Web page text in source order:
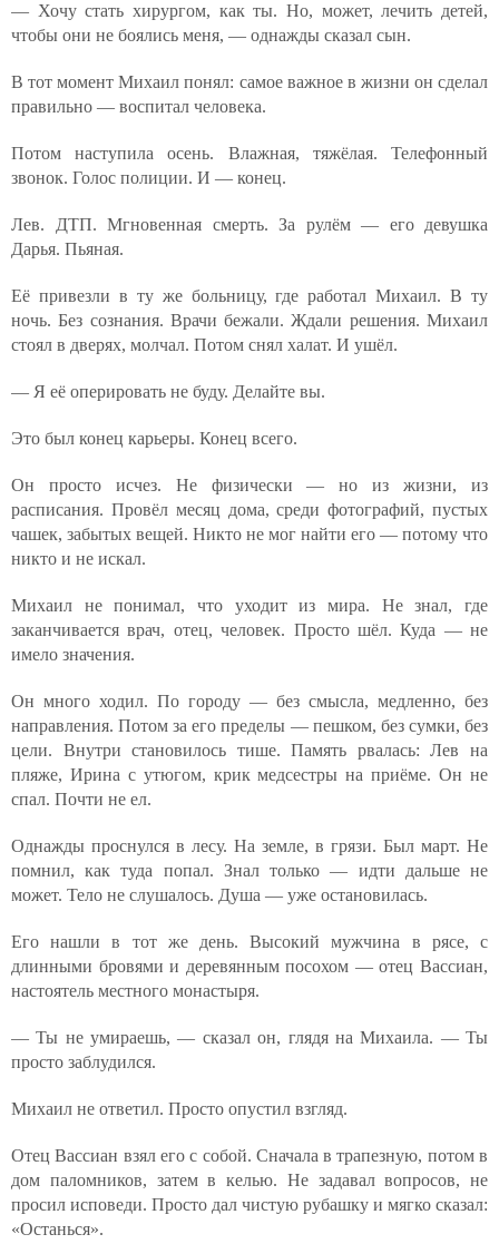
— Хочу стать хирургом, как ты. Но, может, лечить детей,
чтобы они не боялись меня, — однажды сказал сын.
В тот момент Михаил понял: самое важное в жизни он сделал
правильно — воспитал человека.
Потом наступила осень. Влажная, тяжёлая. Телефонный
звонок. Голос полиции. И — конец.
Лев. ДТП. Мгновенная смерть. За рулём — его девушка
Дарья. Пьяная.
Её привезли в ту же больницу, где работал Михаил. В ту
ночь. Без сознания. Врачи бежали. Ждали решения. Михаил
стоял в дверях, молчал. Потом снял халат. И ушёл.
— Я её оперировать не буду. Делайте вы.
Это был конец карьеры. Конец всего.
Он просто исчез. Не физически — но из жизни, из
расписания. Провёл месяц дома, среди фотографий, пустых
чашек, забытых вещей. Никто не мог найти его — потому что
никто и не искал.
Михаил не понимал, что уходит из мира. Не знал, где
заканчивается врач, отец, человек. Просто шёл. Куда — не
имело значения.
Он много ходил. По городу — без смысла, медленно, без
направления. Потом за его пределы — пешком, без сумки, без
цели. Внутри становилось тише. Память рвалась: Лев на
пляже, Ирина с утюгом, крик медсестры на приёме. Он не
спал. Почти не ел.
Однажды проснулся в лесу. На земле, в грязи. Был март. Не
помнил, как туда попал. Знал только — идти дальше не
может. Тело не слушалось. Душа — уже остановилась.
Его нашли в тот же день. Высокий мужчина в рясе, с
длинными бровями и деревянным посохом — отец Вассиан,
настоятель местного монастыря.
— Ты не умираешь, — сказал он, глядя на Михаила. — Ты
просто заблудился.
Михаил не ответил. Просто опустил взгляд.
Отец Вассиан взял его с собой. Сначала в трапезную, потом в
дом паломников, затем в келью. Не задавал вопросов, не
просил исповеди. Просто дал чистую рубашку и мягко сказал:
«Останься».